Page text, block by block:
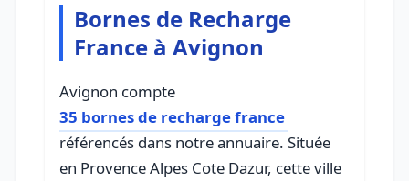
Bornes de Recharge
France à Avignon
Avignon compte
35 bornes de recharge france
référencés dans notre annuaire. Située
en Provence Alpes Cote Dazur, cette ville